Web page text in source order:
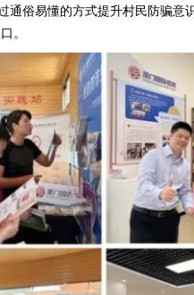
通俗易懂的方式提升村民防骗意
。